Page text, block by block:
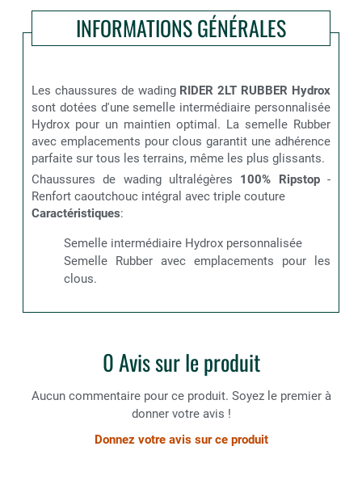
INFORMATIONS GÉNÉRALES
Les chaussures de wading RIDER 2LT RUBBER Hydrox
sont dotées d'une semelle intermédiaire personnalisée
Hydrox pour un maintien optimal. La semelle Rubber
avec emplacements pour clous garantit une adhérence
parfaite sur tous les terrains, même les plus glissants.
Chaussures de wading ultralégères 100% Ripstop-
Renfort caoutchouc intégral avec triple couture
Caractéristiques:
Semelle intermédiaire Hydrox personnalisée
Semelle Rubber avec emplacements pour les
clous.
0 Avis sur le produit
Aucun commentaire pour ce produit. Soyez le premier à
donner votre avis !
Donnez votre avis sur ce produit